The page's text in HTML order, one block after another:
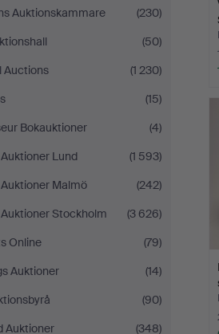
Auktionskammare
(230)
(50)
Auctions
(1 230)
(15)
Bokauktioner
(4)
Lund
(1 593)
Malmö
(242)
Stockholm
(3 626)
Online
(79)
Auktioner
(14)
(90)
Auktioner
(348)